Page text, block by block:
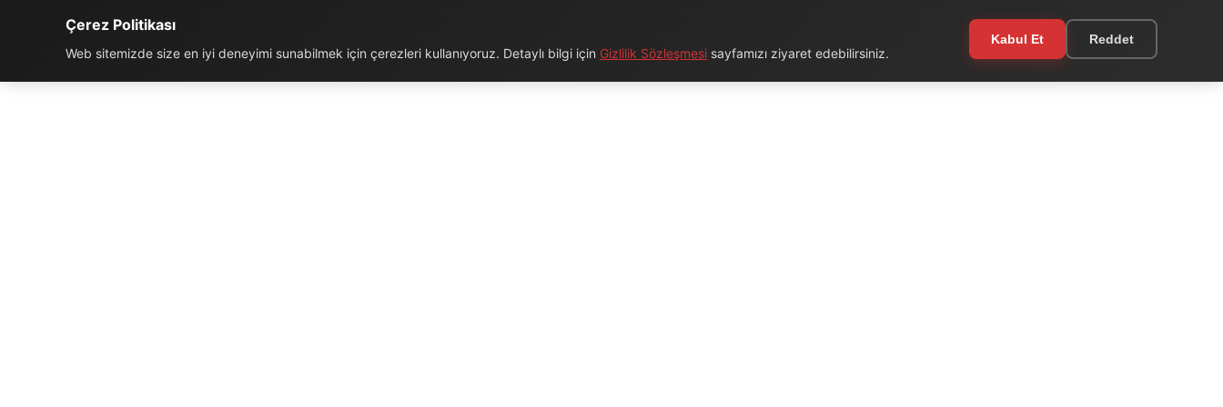
Çerez Politikası
Web sitemizde size en iyi deneyimi sunabilmek için çerezleri kullanıyoruz. Detaylı bilgi için Gizlilik Sözleşmesi sayfamızı ziyaret edebilirsiniz.
Kabul Et Reddet